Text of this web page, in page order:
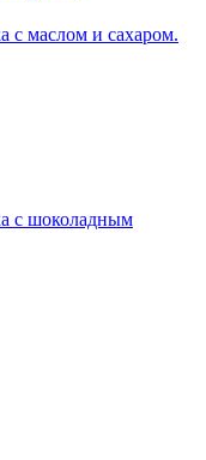
с маслом и сахаром.
с шоколадным